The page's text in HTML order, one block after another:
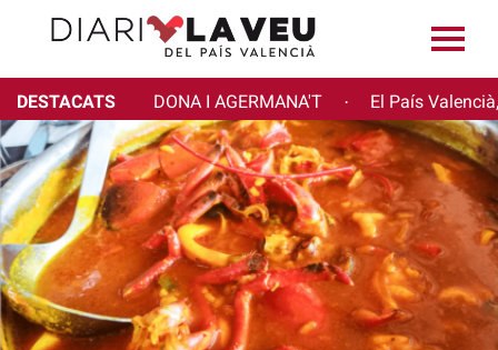
DESTACATS DONA I AGERMANA'T · El País